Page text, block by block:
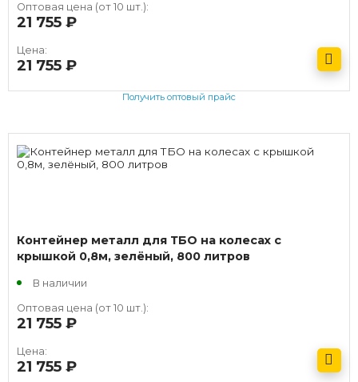
Оптовая цена (от 10 шт.):
21 755
Цена:
21 755
Получить оптовый прайс
Контейнер металл для ТБО на колесах с
крышкой 0,8м, зелёный, 800 литров
В наличии
Оптовая цена (от 10 шт.):
21 755
Цена:
21 755